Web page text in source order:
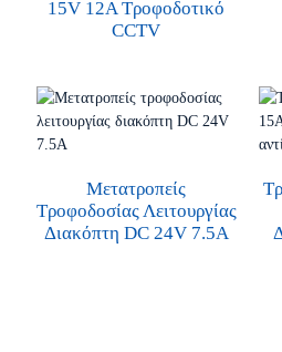
15V 12A Τροφοδοτικό
CCTV
Μετατροπείς
Τροφοδοσίας Λειτουργίας
Διακόπτη DC 24V 7.5A